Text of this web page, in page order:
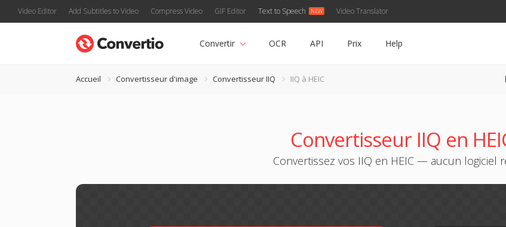
Video Editor Add Subtitles to Video Compress Video GIF Editor Text to Speech Video Translator
Convertir OCR API Prix Help
Accueil Convertisseur d'image Convertisseur IIQ IIQ à HEIC
Convertisseur IIQ en
Convertissez vos IIQ en HEIC — aucun logiciel